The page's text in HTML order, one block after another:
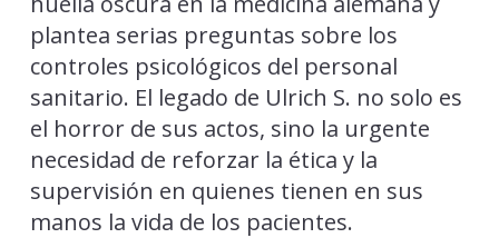
plantea serias preguntas sobre los
controles psicológicos del personal
sanitario. El legado de Ulrich S. no solo es
el horror de sus actos, sino la urgente
necesidad de reforzar la ética y la
supervisión en quienes tienen en sus
manos la vida de los pacientes.